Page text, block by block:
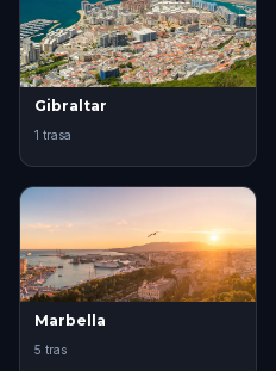
Gibraltar
1 trasa
Marbella
5 tras